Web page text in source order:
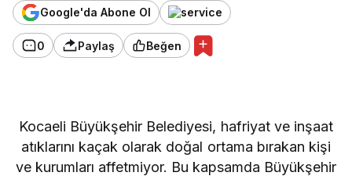
Google'da Abone Ol
0 Paylaş Beğen
Kocaeli Büyükşehir Belediyesi, hafriyat ve inşaat
atıklarını kaçak olarak doğal ortama bırakan kişi
ve kurumları affetmiyor. Bu kapsamda Büyükşehir